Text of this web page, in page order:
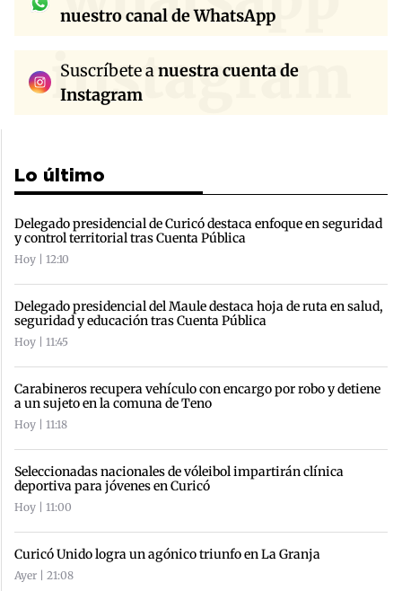
nuestro canal de WhatsApp
instagram
Suscríbete anuestra cuenta de
Instagram
Lo último
Delegado presidencial de Curicó destaca enfoque en seguridad
y control territorial tras Cuenta Pública
Hoy | 12:10
Delegado presidencial del Maule destaca hoja de ruta en salud,
seguridad y educación tras Cuenta Pública
Hoy | 11:45
Carabineros recupera vehículo con encargo por robo y detiene
a un sujeto en la comuna de Teno
Hoy | 11:18
Seleccionadas nacionales de vóleibol impartirán clínica
deportiva para jóvenes en Curicó
Hoy | 11:00
Curicó Unido logra un agónico triunfo en La Granja
Ayer | 21:08